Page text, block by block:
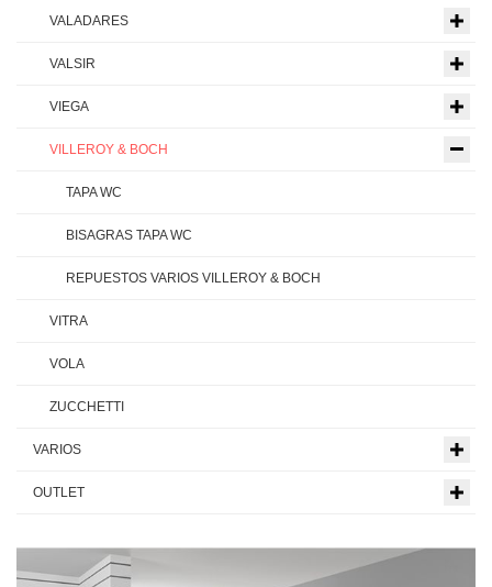
VALADARES
VALSIR
VIEGA
VILLEROY & BOCH
TAPA WC
BISAGRAS TAPA WC
REPUESTOS VARIOS VILLEROY & BOCH
VITRA
VOLA
ZUCCHETTI
VARIOS
OUTLET